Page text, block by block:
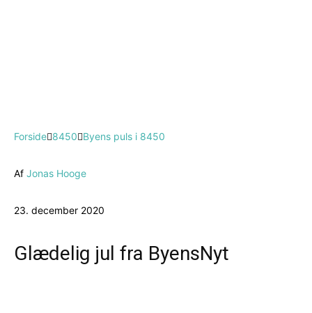
Forside 8450 Byens puls i 8450
Af Jonas Hooge
23. december 2020
Glædelig jul fra ByensNyt